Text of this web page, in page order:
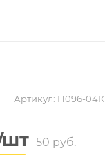
Артикул: П096-04К
50руб.